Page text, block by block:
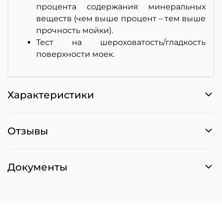
процента содержания минеральных
веществ (чем выше процент – тем выше
прочность мойки).
Тест на шероховатость/гладкость
поверхности моек.
Характеристики
Отзывы
Документы